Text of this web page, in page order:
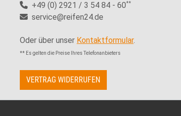
+49 (0) 2921 / 3 54 84 - 60**
service@reifen24.de
Oder über unser Kontaktformular.
** Es gelten die Preise Ihres Telefonanbieters
VERTRAG WIDERRUFEN